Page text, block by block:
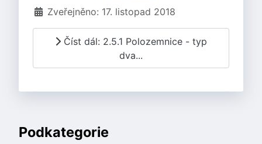
Zveřejněno: 17. listopad 2018
Číst dál: 2.5.1 Polozemnice - typ
dva...
Podkategorie